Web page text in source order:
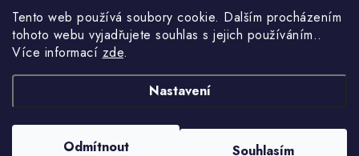
Tento web používá soubory cookie. Dalším procházením
tohoto webu vyjadřujete souhlas s jejich používáním..
Více informací zde.
Nastavení
Odmítnout Souhlasím
Prodejna
Rady a tipy
vzduchotechnika-ventilace. Všechna práva vyhrazena.